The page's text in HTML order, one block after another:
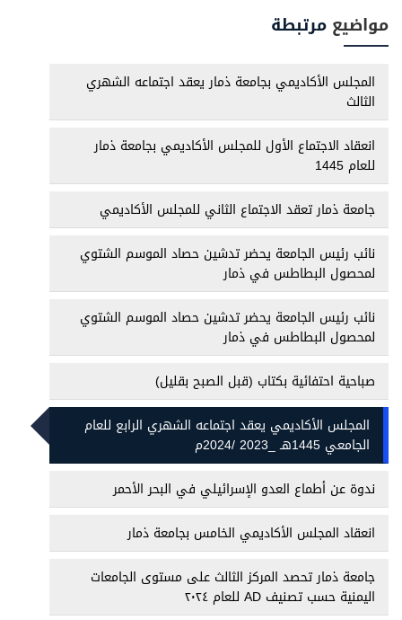
مواضيع مرتبطة
المجلس الأكاديمي بجامعة ذمار يعقد اجتماعه الشهري
الثالث
انعقاد الاجتماع الأول للمجلس الأكاديمي بجامعة ذمار
للعام 1445
جامعة ذمار تعقد الاجتماع الثاني للمجلس الأكاديمي
نائب رئيس الجامعة يحضر تدشين حصاد الموسم الشتوي
لمحصول البطاطس في ذمار
نائب رئيس الجامعة يحضر تدشين حصاد الموسم الشتوي
لمحصول البطاطس في ذمار
صباحية احتفائية بكتاب (قبل الصبح بقليل)
المجلس الأكاديمي يعقد اجتماعه الشهري الرابع للعام
الجامعي 1445هـ _2023 /2024م
ندوة عن أطماع العدو الإسرائيلي في البحر الأحمر
انعقاد المجلس الأكاديمي الخامس بجامعة ذمار
جامعة ذمار تحصد المركز الثالث على مستوى الجامعات
اليمنية حسب تصنيف AD للعام ٢٠٢٤